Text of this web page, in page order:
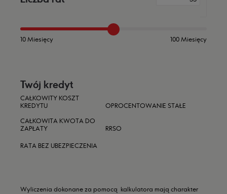
10 Miesięcy 100 Miesięcy
Twój kredyt
CAŁKOWITY KOSZT
KREDYTU
OPROCENTOWANIE STAŁE
CAŁKOWITA KWOTA DO
ZAPŁATY
RRSO
RATA BEZ UBEZPIECZENIA
Wyliczenia dokonane za pomocą kalkulatora mają charakter